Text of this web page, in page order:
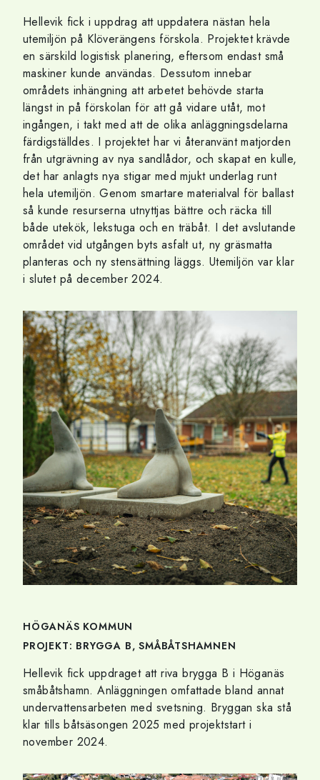
Hellevik fick i uppdrag att uppdatera nästan hela
utemiljön på Klöverängens förskola. Projektet krävde
en särskild logistisk planering, eftersom endast små
maskiner kunde användas. Dessutom innebar
områdets inhängning att arbetet behövde starta
längst in på förskolan för att gå vidare utåt, mot
ingången, i takt med att de olika anläggningsdelarna
färdigställdes. I projektet har vi återanvänt matjorden
från utgrävning av nya sandlådor, och skapat en kulle,
det har anlagts nya stigar med mjukt underlag runt
hela utemiljön. Genom smartare materialval för ballast
så kunde resurserna utnyttjas bättre och räcka till
både utekök, lekstuga och en träbåt. I det avslutande
området vid utgången byts asfalt ut, ny gräsmatta
planteras och ny stensättning läggs. Utemiljön var klar
i slutet på december 2024.
HÖGANÄS KOMMUN
PROJEKT: BRYGGA B, SMÅBÅTSHAMNEN
Hellevik fick uppdraget att riva brygga B i Höganäs
småbåtshamn. Anläggningen omfattade bland annat
undervattensarbeten med svetsning. Bryggan ska stå
klar tills båtsäsongen 2025 med projektstart i
november 2024.